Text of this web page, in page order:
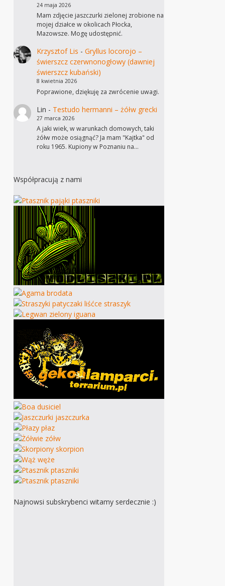
24 maja 2026
Mam zdjęcie jaszczurki zielonej zrobione na
mojej działce w okolicach Płocka,
Mazowsze. Mogę udostępnić.
Krzysztof Lis - Gryllus locorojo –
świerszcz czerwnonogłowy (dawniej
świerszcz kubański)
8 kwietnia 2026
Poprawione, dziękuję za zwrócenie uwagi.
Lin - Testudo hermanni – żółw grecki
27 marca 2026
A jaki wiek, w warunkach domowych, taki
żółw może osiągnąć? Ja mam "Kajtka" od
roku 1965. Kupiony w Poznaniu na…
Współpracują z nami
Najnowsi subskrybenci witamy serdecznie :)